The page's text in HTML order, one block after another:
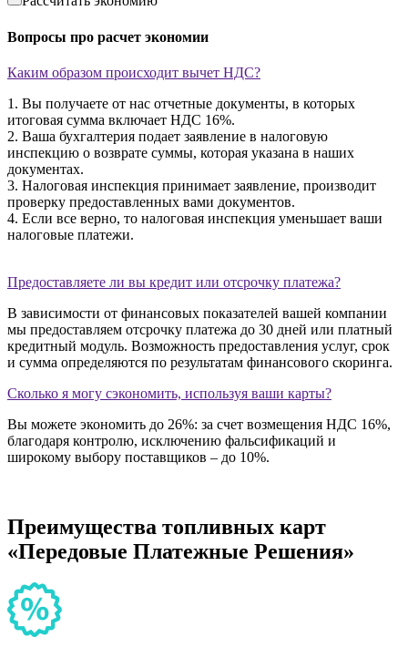
Вопросы про расчет экономии
Каким образом происходит вычет НДС?
1. Вы получаете от нас отчетные документы, в которых
итоговая сумма включает НДС 16%.
2. Ваша бухгалтерия подает заявление в налоговую
инспекцию о возврате суммы, которая указана в наших
документах.
3. Налоговая инспекция принимает заявление, производит
проверку предоставленных вами документов.
4. Если все верно, то налоговая инспекция уменьшает ваши
налоговые платежи.
Предоставляете ли вы кредит или отсрочку платежа?
В зависимости от финансовых показателей вашей компании
мы предоставляем отсрочку платежа до 30 дней или платный
кредитный модуль. Возможность предоставления услуг, срок
и сумма определяются по результатам финансового скоринга.
Сколько я могу сэкономить, используя ваши карты?
Вы можете экономить до 26%: за счет возмещения НДС 16%,
благодаря контролю, исключению фальсификаций и
широкому выбору поставщиков – до 10%.
Преимущества топливных карт
«Передовые Платежные Решения»